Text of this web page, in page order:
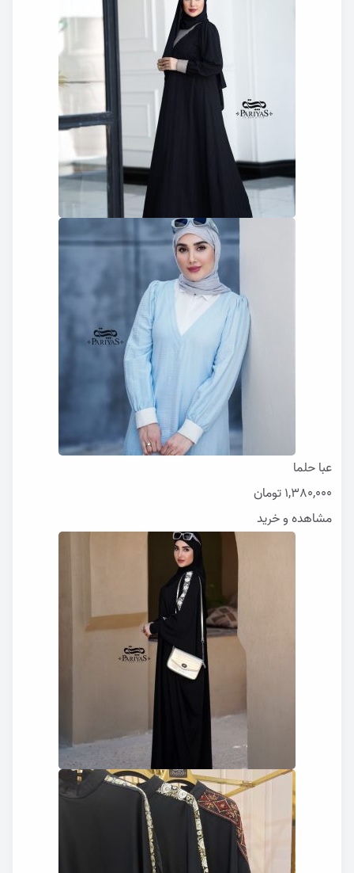
عبا حلما
1,380,000تومان
مشاهده و خرید